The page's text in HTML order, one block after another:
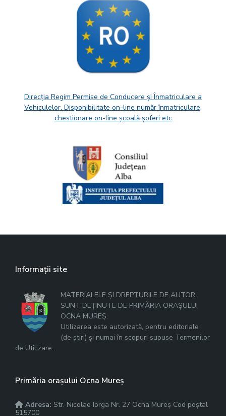
Direcția Regim Permise de Conducere și Înmatriculare a
Vehiculelor. Disponibilitate on-line număr înmatriculare,
chestionare on-line școală șoferi etc
Informații site
MATERIALELE ȘI DREPTURILE DE AUTOR
SUNT DEȚINUTE DE PRIMĂRIA ORAȘULUI
OCNA MUREȘ.
Utilizarea este autorizată, pentru editoriale
(de știri) și numai în scopuri supuse Termenilor
de Utilizare.
Primăria orașului Ocna Mureș
Adresa: Str. Nicolae Iorga Nr. 27 Ocna Mureș Cod poștal
515700